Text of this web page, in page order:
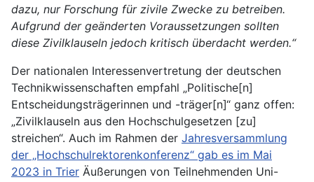
dazu, nur Forschung für zivile Zwecke zu betreiben.
Aufgrund der geänderten Voraussetzungen sollten
diese Zivilklauseln jedoch kritisch überdacht werden.“
Der nationalen Interessenvertretung der deutschen
Technikwissenschaften empfahl „Politische[n]
Entscheidungsträgerinnen und -träger[n]“ ganz offen:
„Zivilklauseln aus den Hochschulgesetzen [zu]
streichen“. Auch im Rahmen der Jahresversammlung
der „Hochschulrektorenkonferenz“ gab es im Mai
2023 in Trier Äußerungen von Teilnehmenden Uni-